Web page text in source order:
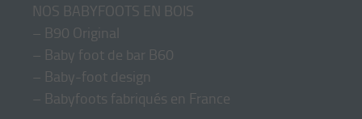
NOS BABYFOOTS EN BOIS
– B90 Original
– Baby foot de bar B60
– Baby-foot design
– Babyfoots fabriqués en France